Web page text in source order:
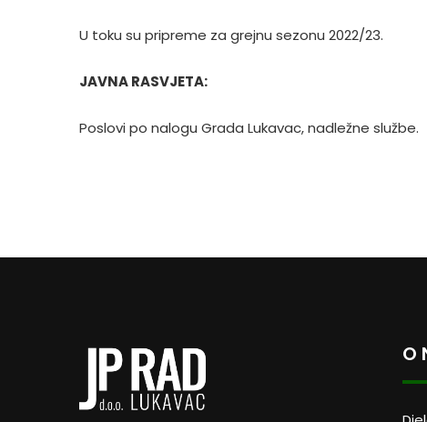
U toku su pripreme za grejnu sezonu 2022/23.
JAVNA RASVJETA:
Poslovi po nalogu Grada Lukavac, nadležne službe.
O